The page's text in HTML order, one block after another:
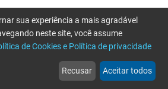
web
Notícias
more_horiz
Mais
sua experiência a mais agradável
neste site, você assume
de Cookies e Política de privacidade
Recusar Aceitar todos
por favor tente novamente